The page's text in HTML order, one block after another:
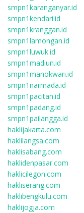
smpn1karanganyar.id
smpn1kendari.id
smpn1kranggan.id
smpn1lamongan.id
smpn1luwuk.id
smpn1madiun.id
smpn1manokwari.id
smpn1narmada.id
smpn1pacitan.id
smpn1padang.id
smpn1pailangga.id
haklijakarta.com
haklilangsa.com
haklisabang.com
haklidenpasar.com
haklicilegon.com
hakliserang.com
haklibengkulu.com
haklijogja.com